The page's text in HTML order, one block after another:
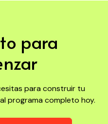
para
para construir tu
programa completo hoy.